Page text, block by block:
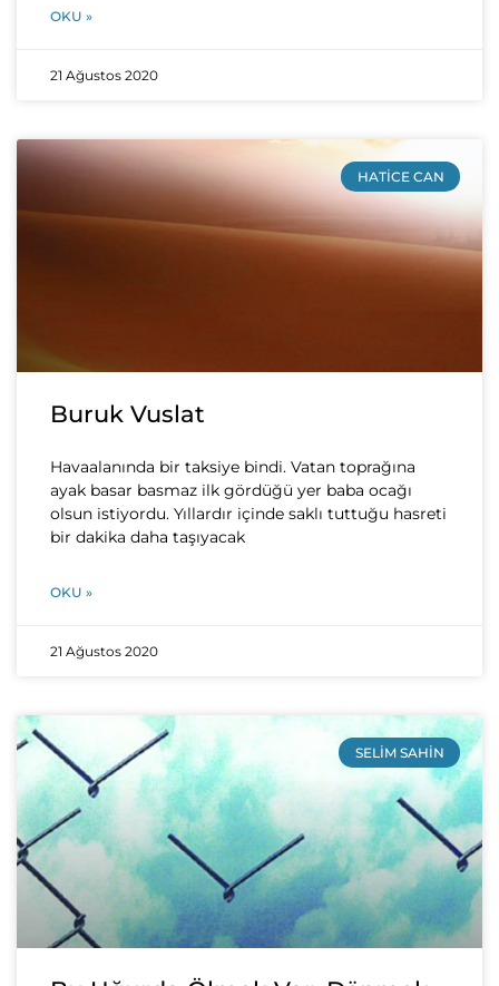
OKU »
21 Ağustos 2020
HATICE CAN
Buruk Vuslat
Havaalanında bir taksiye bindi. Vatan toprağına
ayak basar basmaz ilk gördüğü yer baba ocağı
olsun istiyordu. Yıllardır içinde saklı tuttuğu hasreti
bir dakika daha taşıyacak
OKU »
21 Ağustos 2020
SELIM SAHIN